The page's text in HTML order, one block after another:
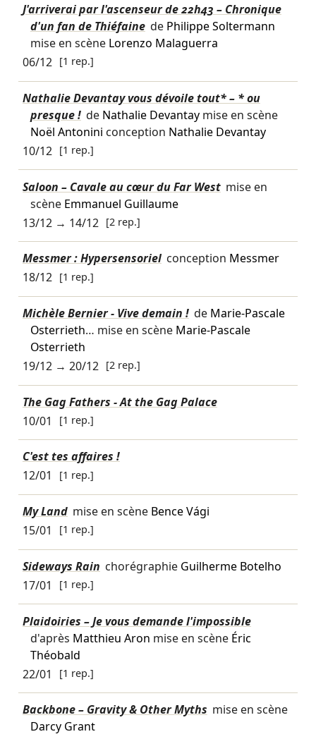
J'arriverai par l'ascenseur de 22h43 – Chronique
d'un fan de Thiéfaine de Philippe Soltermann
mise en scène Lorenzo Malaguerra
06/12 [1 rep.]
Nathalie Devantay vous dévoile tout* – * ou
presque ! de Nathalie Devantaymise en scène
Noël Antonini conception Nathalie Devantay
10/12 [1 rep.]
Saloon – Cavale au cœur du Far West mise en
scène Emmanuel Guillaume
13/12→ 14/12 [2 rep.]
Messmer : Hypersensoriel conception Messmer
18/12 [1 rep.]
Michèle Bernier - Vive demain ! de Marie-Pascale
Osterrieth… mise en scène Marie-Pascale
Osterrieth
19/12→ 20/12 [2 rep.]
The Gag Fathers - At the Gag Palace
10/01
[1 rep.]
C'est tes affaires !
12/01
[1 rep.]
My Land mise en scène Bence Vági
15/01
[1 rep.]
Sideways Rain chorégraphie Guilherme Botelho
17/01
[1 rep.]
Plaidoiries – Je vous demande l'impossible
d'après Matthieu Aron mise en scène Éric
Théobald
22/01
[1 rep.]
Backbone – Gravity & Other Myths mise en scène
Darcy Grant